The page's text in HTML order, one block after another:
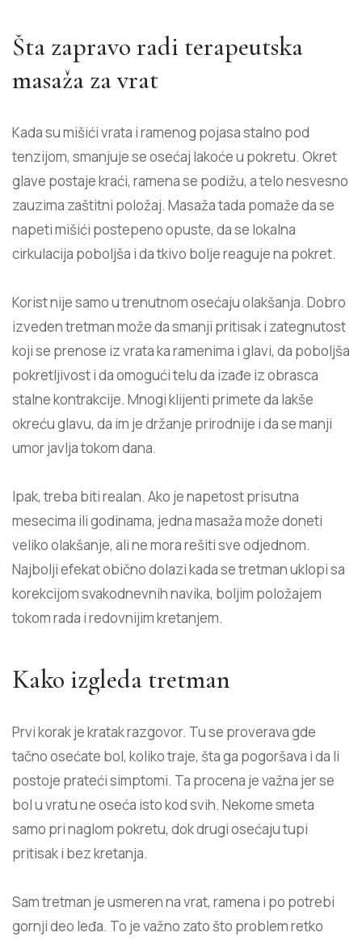
Šta zapravo radi terapeutska
masaža za vrat
Kada su mišići vrata i ramenog pojasa stalno pod
tenzijom, smanjuje se osećaj lakoće u pokretu. Okret
glave postaje kraći, ramena se podižu, a telo nesvesno
zauzima zaštitni položaj. Masaža tada pomaže da se
napeti mišići postepeno opuste, da se lokalna
cirkulacija poboljša i da tkivo bolje reaguje na pokret.
Korist nije samo u trenutnom osećaju olakšanja. Dobro
izveden tretman može da smanji pritisak i zategnutost
koji se prenose iz vrata ka ramenima i glavi, da poboljša
pokretljivost i da omogući telu da izađe iz obrasca
stalne kontrakcije. Mnogi klijenti primete da lakše
okreću glavu, da im je držanje prirodnije i da se manji
umor javlja tokom dana.
Ipak, treba biti realan. Ako je napetost prisutna
mesecima ili godinama, jedna masaža može doneti
veliko olakšanje, ali ne mora rešiti sve odjednom.
Najbolji efekat obično dolazi kada se tretman uklopi sa
korekcijom svakodnevnih navika, boljim položajem
tokom rada i redovnijim kretanjem.
Kako izgleda tretman
Prvi korak je kratak razgovor. Tu se proverava gde
tačno osećate bol, koliko traje, šta ga pogoršava i da li
postoje prateći simptomi. Ta procena je važna jer se
bol u vratu ne oseća isto kod svih. Nekome smeta
samo pri naglom pokretu, dok drugi osećaju tupi
pritisak i bez kretanja.
Sam tretman je usmeren na vrat, ramena i po potrebi
gornji deo leđa. To je važno zato što problem retko